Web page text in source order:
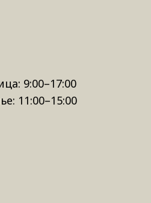
9:00–17:00
11:00–15:00